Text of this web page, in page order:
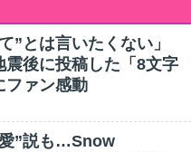
”とは言いたくない」
後に投稿した「8文字
ファン感動
”説も…Snow